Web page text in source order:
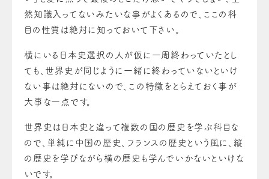
然知識入ってないみたいな事がよくあるので、ここの科
目の性質は絶対に知っておいて下さい。
横にいる日本史選択の人が仮に一周終わっていたとし
ても、世界史が同じように一緒に終わっていないといけ
ない事は絶対にないので、この特徴をとらえておく事が
大事な一点です。
世界史は日本史と違って複数の国の歴史を学ぶ科目な
ので、単純に中国の歴史、フランスの歴史という風に、縦
の歴史を学びながら横の歴史も学んでいかないといけな
いです。